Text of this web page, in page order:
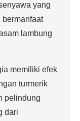
yang
bermanfaat
lambung
memiliki efek
turmerik
pelindung
dari